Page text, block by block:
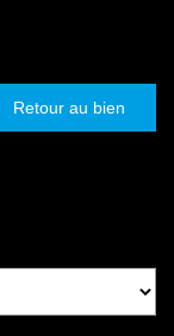
Retour au bien